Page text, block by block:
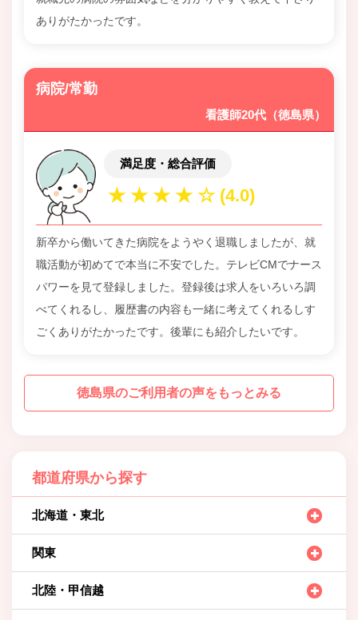
ありがたかったです。
病院/常勤
看護師20代（徳島県）
満足度・総合評価
新卒から働いてきた病院をようやく退職しましたが、就
職活動が初めてで本当に不安でした。テレビCMでナース
パワーを見て登録しました。登録後は求人をいろいろ調
べてくれるし、履歴書の内容も一緒に考えてくれるしす
ごくありがたかったです。後輩にも紹介したいです。
徳島県のご利用者の声をもっとみる
都道府県から探す
北海道・東北
関東
北陸・甲信越